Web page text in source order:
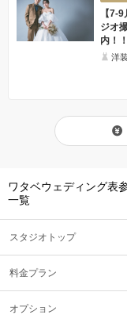
【7-
ジオ
内！！
洋装
ワタベウェディング表
一覧
スタジオトップ
料金プラン
オプション